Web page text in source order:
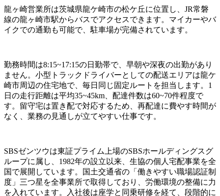
龍ヶ崎営業所は茨城県龍ケ崎市の松ケ丘に位置し、JR常磐
線の龍ヶ崎市駅からバスでアクセスできます。マイカーやバ
イクでの通勤も可能で、駐車場が完備されています。
勤務時間は8:15~17:15の日勤帯で、早朝や深夜の出勤があり
ません。小型トラックドライバーとしての配送エリアは龍ケ
崎市周辺の住宅地で、毎日同じ固定ルートを担当します。1
日の走行距離は平均35~45km、配達件数は60~70件程度で
す。留守宅は置き配で対応するため、再配達に費やす時間が
なく、業務の見通しが立てやすい仕事です。
SBSゼンツウは東証プライム上場のSBSホールディングスグ
ループに属し、1982年の設立以来、生協の個人宅配事業を全
国で展開しています。国土交通省の「働きやすい職場認証制
度」三つ星を全事業所で取得しており、労働環境の整備に力
を入れています。入社後は座学と同乗研修を経て、段階的に